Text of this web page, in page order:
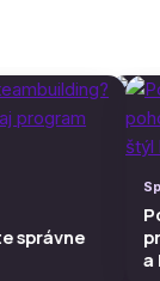
a
správne
a